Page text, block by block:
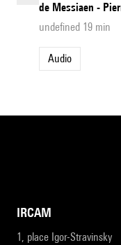
de Messiaen -
undefined 19 min
Audio
IRCAM
1, place Igor-Stravinsky